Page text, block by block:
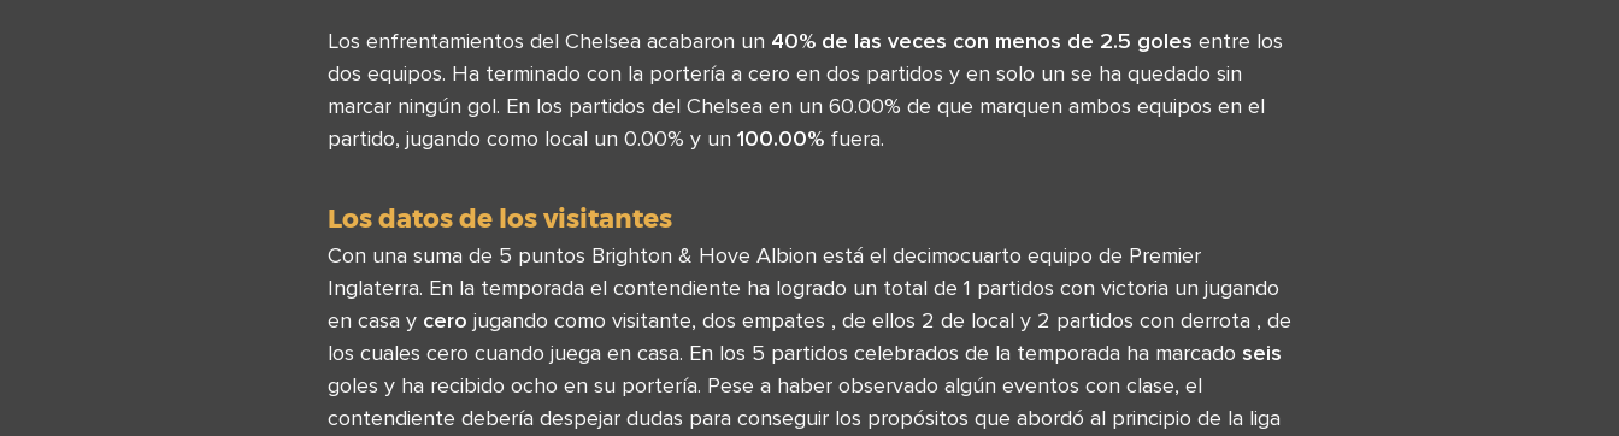
Los enfrentamientos del Chelsea acabaron un 40% de las veces con menos de 2.5 goles entre los
dos equipos. Ha terminado con la portería a cero en dos partidos y en solo un se ha quedado sin
marcar ningún gol. En los partidos del Chelsea en un 60.00% de que marquen ambos equipos en el
partido, jugando como local un 0.00% y un 100.00% fuera.
Los datos de los visitantes
Con una suma de 5 puntos Brighton & Hove Albion está el decimocuarto equipo de Premier
Inglaterra. En la temporada el contendiente ha logrado un total de 1 partidos con victoria un jugando
en casa y cero jugando como visitante, dos empates , de ellos 2 de local y 2 partidos con derrota , de
los cuales cero cuando juega en casa. En los 5 partidos celebrados de la temporada ha marcado seis
goles y ha recibido ocho en su portería. Pese a haber observado algún eventos con clase, el
contendiente debería despejar dudas para conseguir los propósitos que abordó al principio de la liga